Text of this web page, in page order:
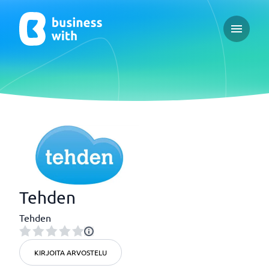
Open
Tehden
Tehden
KIRJOITA ARVOSTELU